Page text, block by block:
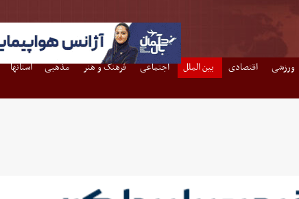
ورزشی اقتصادی بین الملل اجتماعی فرهنگ و هنر مذهبی استانها